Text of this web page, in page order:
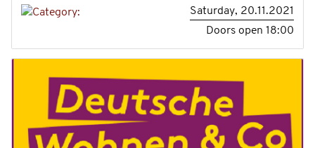
Saturday, 20.11.2021
Doors open18:00